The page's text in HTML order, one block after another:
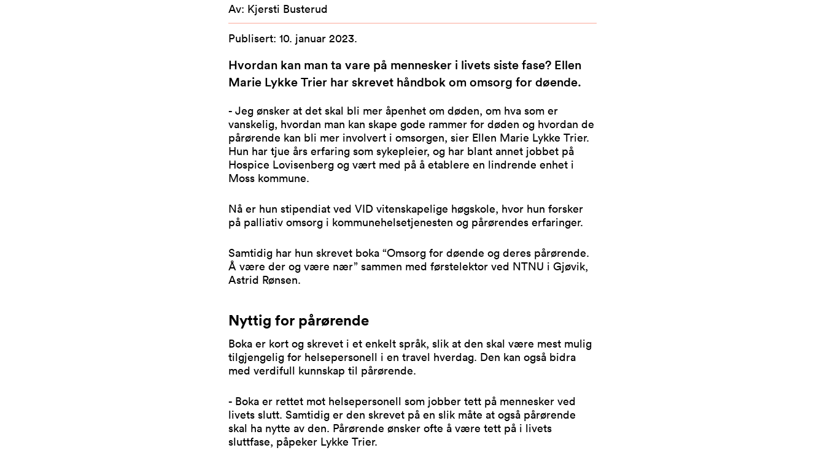
Av: Kjersti Busterud
Publisert: 10. januar 2023.
Hvordan kan man ta vare på mennesker i livets siste fase? Ellen
Marie Lykke Trier har skrevet håndbok om omsorg for døende.
- Jeg ønsker at det skal bli mer åpenhet om døden, om hva som er
vanskelig, hvordan man kan skape gode rammer for døden og hvordan de
pårørende kan bli mer involvert i omsorgen, sier Ellen Marie Lykke Trier.
Hun har tjue års erfaring som sykepleier, og har blant annet jobbet på
Hospice Lovisenberg og vært med på å etablere en lindrende enhet i
Moss kommune.
Nå er hun stipendiat ved VID vitenskapelige høgskole, hvor hun forsker
på palliativ omsorg i kommunehelsetjenesten og pårørendes erfaringer.
Samtidig har hun skrevet boka “Omsorg for døende og deres pårørende.
Å være der og være nær” sammen med førstelektor ved NTNU i Gjøvik,
Astrid Rønsen.
Nyttig for pårørende
Boka er kort og skrevet i et enkelt språk, slik at den skal være mest mulig
tilgjengelig for helsepersonell i en travel hverdag. Den kan også bidra
med verdifull kunnskap til pårørende.
- Boka er rettet mot helsepersonell som jobber tett på mennesker ved
livets slutt. Samtidig er den skrevet på en slik måte at også pårørende
skal ha nytte av den. Pårørende ønsker ofte å være tett på i livets
sluttfase, påpeker Lykke Trier.